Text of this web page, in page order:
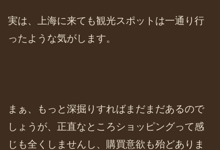
実は、上海に来ても観光スポットは一通り行
ったような気がします。
まぁ、もっと深掘りすればまだまだあるので
しょうが、正直なところショッピングって感
じも全くしませんし、購買意欲も殆どありま